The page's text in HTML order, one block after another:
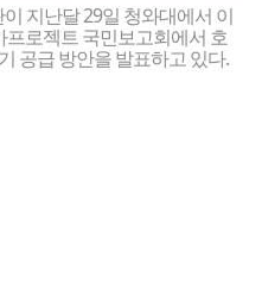
지난달 29일 청와대에서 이
로젝트 국민보고회에서 호
공급 방안을 발표하고 있다.